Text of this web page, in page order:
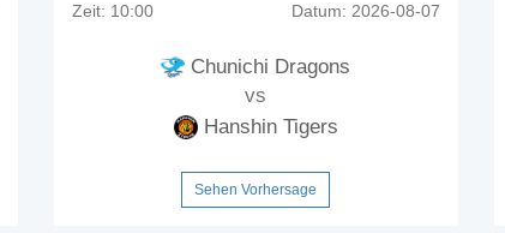
Zeit: 10:00 Datum: 2026-08-07
Chunichi Dragons
vs
Hanshin Tigers
Sehen Vorhersage